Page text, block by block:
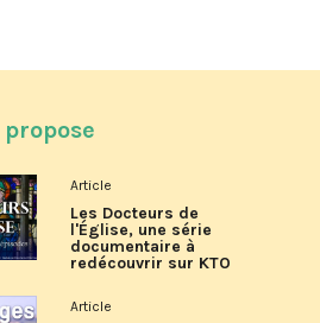
propose
Article
Les Docteurs de
l'Église, une série
documentaire à
redécouvrir sur KTO
Article